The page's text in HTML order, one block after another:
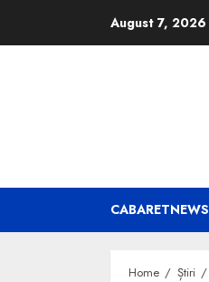
August 7, 2026
CABARETNEWS
Home Știri